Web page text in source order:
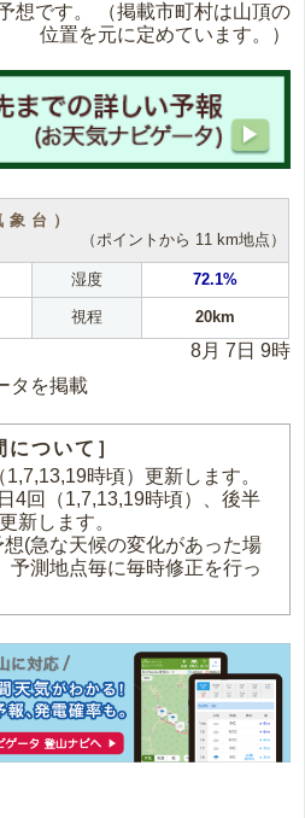
想です。
（掲載市町村は山頂の
位置を元に定めています。）
台）
（ポイントから 11 km地点）
湿度 72.1%
視程 20km
8月 7日 9時
タを掲載
について］
時頃）更新します。
4回（1,7,13,19時頃）、後半
新します。
(急な天候の変化があった場
予測地点毎に毎時修正を行っ